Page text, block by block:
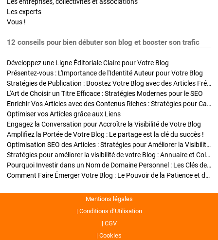
Les experts
Vous !
12 conseils pour bien débuter son blog et booster son trafic
Développez une Ligne Éditoriale Claire pour Votre Blog
Présentez-vous : L'Importance de l'Identité Auteur pour Votre Blog
Stratégies de Publication : Boostez Votre Blog avec des Articles Fréquents et Exclusifs
L'Art de Choisir un Titre Efficace : Stratégies Modernes pour le SEO
Enrichir Vos Articles avec des Contenus Riches : Stratégies pour Captiver et Optimiser
Optimiser vos Articles grâce aux Liens
Engagez la Conversation pour Accroître la Visibilité de Votre Blog
Amplifiez la Portée de Votre Blog : Le partage est la clé du succès !
Optimisation SEO des Articles : Stratégies pour Améliorer la Visibilité de Votre Blog
Stratégies pour améliorer la visibilité de votre Blog : Annuaire et Collaborations
Pourquoi Investir dans un Nom de Domaine Personnel : Les Clés de la Réussite de Votre Blog
Comment Faire Émerger Votre Blog : Le Pouvoir de la Patience et de la Persévérance
Mentions légales
Conditions d’Utilisation
CGV
Cookies